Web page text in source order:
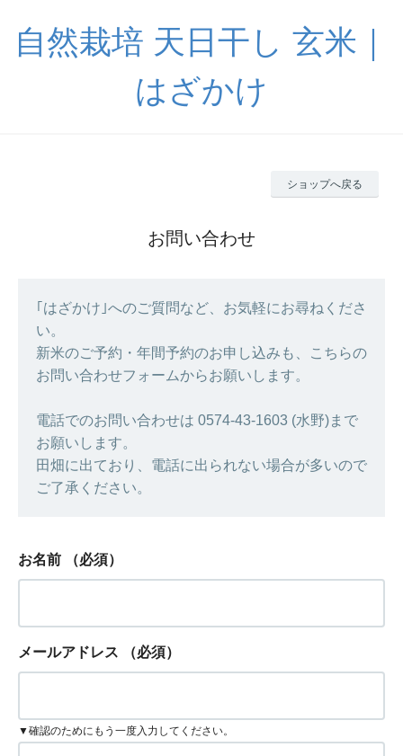
自然栽培 天日干し 玄米｜
はざかけ
ショップへ戻る
お問い合わせ
｢はざかけ｣へのご質問など、お気軽にお尋ねくださ
い。
新米のご予約・年間予約のお申し込みも、こちらの
お問い合わせフォームからお願いします。
電話でのお問い合わせは 0574-43-1603 (水野)まで
お願いします。
田畑に出ており、電話に出られない場合が多いので
ご了承ください。
お名前 （必須）
メールアドレス （必須）
▼確認のためにもう一度入力してください。